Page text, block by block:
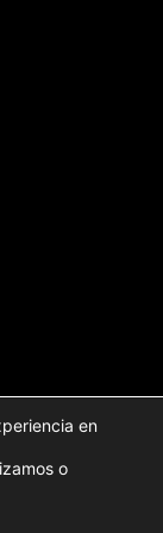
Legal
en
o